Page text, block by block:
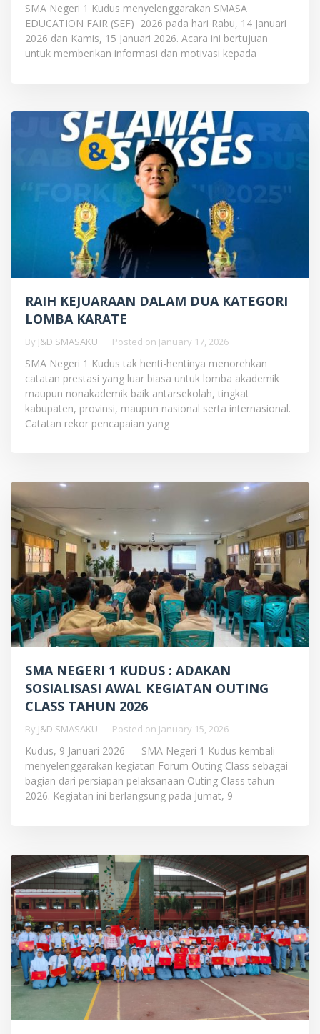
SMA Negeri 1 Kudus menyelenggarakan SMASA
EDUCATION FAIR (SEF) 2026 pada hari Rabu, 14 Januari
2026 dan Kamis, 15 Januari 2026. Acara ini bertujuan
untuk memberikan informasi dan motivasi kepada
RAIH KEJUARAAN DALAM DUA KATEGORI
LOMBA KARATE
By J&D SMASAKU Posted on January 17, 2026
SMA Negeri 1 Kudus tak henti-hentinya menorehkan
catatan prestasi yang luar biasa untuk lomba akademik
maupun nonakademik baik antarsekolah, tingkat
kabupaten, provinsi, maupun nasional serta internasional.
Catatan rekor pencapaian yang
SMA NEGERI 1 KUDUS : ADAKAN
SOSIALISASI AWAL KEGIATAN OUTING
CLASS TAHUN 2026
By J&D SMASAKU Posted on January 15, 2026
Kudus, 9 Januari 2026 — SMA Negeri 1 Kudus kembali
menyelenggarakan kegiatan Forum Outing Class sebagai
bagian dari persiapan pelaksanaan Outing Class tahun
2026. Kegiatan ini berlangsung pada Jumat, 9